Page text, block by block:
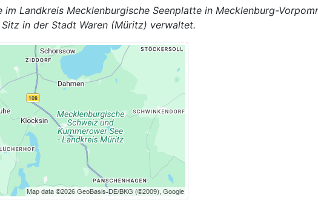
im Landkreis Mecklenburgische Seenplatte in Mecklenburg-
in der Stadt Waren (Müritz) verwaltet.